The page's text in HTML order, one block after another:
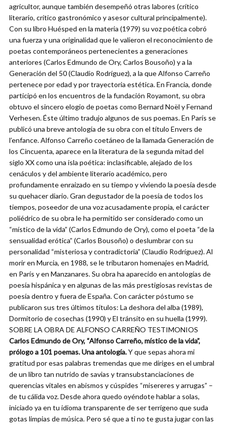
agricultor, aunque también desempeñó otras labores (crítico
literario, crítico gastronómico y asesor cultural principalmente).
Con su libro Huésped en la materia (1979) su voz poética cobró
una fuerza y una originalidad que le valieron el reconocimiento de
poetas contemporáneos pertenecientes a generaciones
anteriores (Carlos Edmundo de Ory, Carlos Bousoño) y a la
Generación del 50 (Claudio Rodríguez), a la que Alfonso Carreño
pertenece por edad y por trayectoria estética. En Francia, donde
participó en los encuentros de la fundación Royamont, su obra
obtuvo el sincero elogio de poetas como Bernard Noël y Fernand
Verhesen. Éste último tradujo algunos de sus poemas. En París se
publicó una breve antología de su obra con el título Envers de
l’enfance. Alfonso Carreño coetáneo de la llamada Generación de
los Cincuenta, aparece en la literatura de la segunda mitad del
siglo XX como una isla poética: inclasificable, alejado de los
cenáculos y del ambiente literario académico, pero
profundamente enraizado en su tiempo y viviendo la poesía desde
su quehacer diario. Gran degustador de la poesía de todos los
tiempos, poseedor de una voz acusadamente propia, el carácter
poliédrico de su obra le ha permitido ser considerado como un
“místico de la vida” (Carlos Edmundo de Ory), como el poeta “de la
sensualidad erótica” (Carlos Bousoño) o deslumbrar con su
personalidad “misteriosa y contradictoria” (Claudio Rodríguez). Al
morir en Murcia, en 1988, se le tributaron homenajes en Madrid,
en París y en Manzanares. Su obra ha aparecido en antologías de
poesía hispánica y en algunas de las más prestigiosas revistas de
poesía dentro y fuera de España. Con carácter póstumo se
publicaron sus tres últimos títulos: La deshora del alba (1989),
Dormitorio de cosechas (1990) y El tránsito en su huella (1999).
SOBRE LA OBRA DE ALFONSO CARREÑO TESTIMONIOS
Carlos Edmundo de Ory, “Alfonso Carreño, místico de la vida”,
prólogo a 101 poemas. Una antología.Y que sepas ahora mi
gratitud por esas palabras tremendas que me diriges en el umbral
de un libro tan nutrido de savias y transubstanciaciones de
querencias vitales en abismos y cúspides “misereres y arrugas” –
de tu cálida voz. Desde ahora quedo oyéndote hablar a solas,
iniciado ya en tu idioma transparente de ser terrígeno que suda
gotas limpias de música. Pero sé que a ti no te gusta jugar con las